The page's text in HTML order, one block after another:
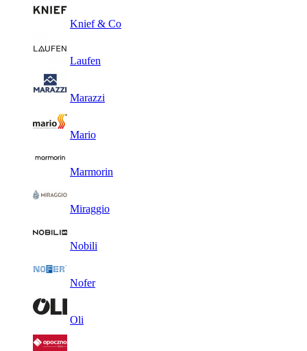
Knief & Co
Laufen
Marazzi
Mario
Marmorin
Miraggio
Nobili
Nofer
Oli